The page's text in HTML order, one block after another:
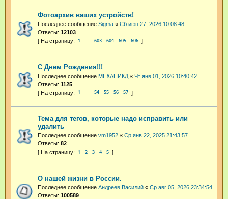
Фотоархив ваших устройств!
Последнее сообщение Sigma « Сб июн 27, 2026 10:08:48
Ответы: 12103
1 … 603 604 605 606
С Днем Рождения!!!
Последнее сообщение МЕХАНИКД « Чт янв 01, 2026 10:40:42
Ответы: 1125
1 54 55 56 57
Тема для тегов, которые надо исправить или
удалить
Последнее сообщение vm1952 « Ср янв 22, 2025 21:43:57
Ответы: 82
1 2 3 4 5
О нашей жизни в России.
Последнее сообщение Андреев Василий « Ср авг 05, 2026 23:34:54
Ответы: 100589